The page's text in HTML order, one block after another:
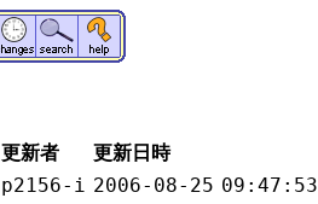
更新者
更新日時
p2156-i 2006-08-25 09:47:53